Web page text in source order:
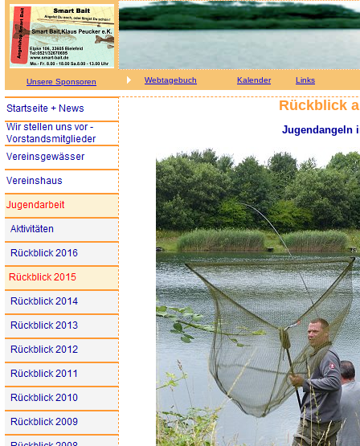
Unsere Sponsoren Webtagebuch Kalender Links
Rückblick
Jugendangeln